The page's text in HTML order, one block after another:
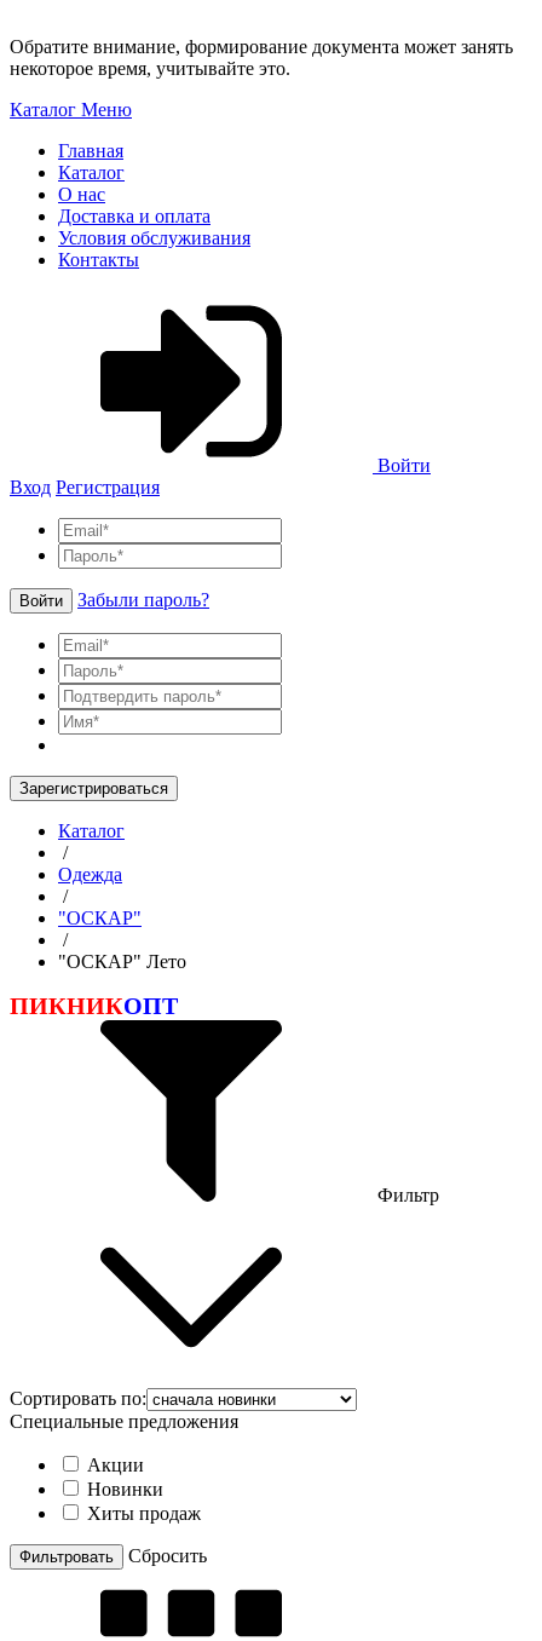
Обратите внимание, формирование документа может занять
некоторое время, учитывайте это.
Каталог Меню
Главная
Каталог
О нас
Доставка и оплата
Условия обслуживания
Контакты
Войти
Вход Регистрация
Войти Забыли пароль?
Зарегистрироваться
Каталог
/
Одежда
/
"ОСКАР"
/
"ОСКАР" Лето
ПИКНИКОПТ
Фильтр
Сортировать по:
Специальные предложения
Акции
Новинки
Хиты продаж
Cбросить